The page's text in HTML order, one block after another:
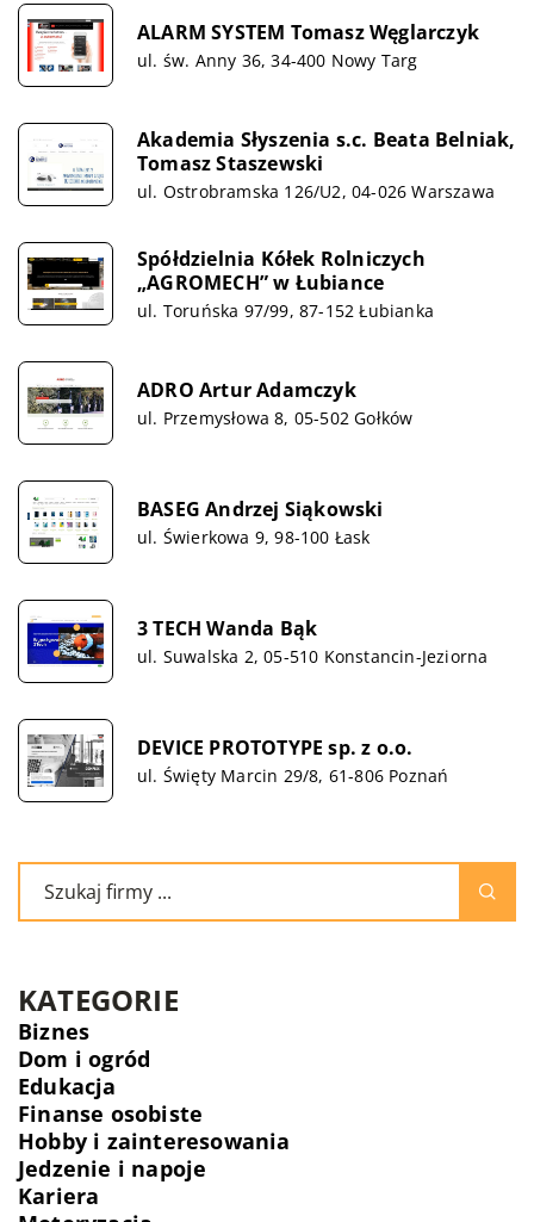
ALARM SYSTEM Tomasz Węglarczyk
ul. św. Anny 36, 34-400 Nowy Targ
Akademia Słyszenia s.c. Beata Belniak,
Tomasz Staszewski
ul. Ostrobramska 126/U2, 04-026 Warszawa
Spółdzielnia Kółek Rolniczych
„AGROMECH” w Łubiance
ul. Toruńska 97/99, 87-152 Łubianka
ADRO Artur Adamczyk
ul. Przemysłowa 8, 05-502 Gołków
BASEG Andrzej Siąkowski
ul. Świerkowa 9, 98-100 Łask
3 TECH Wanda Bąk
ul. Suwalska 2, 05-510 Konstancin-Jeziorna
DEVICE PROTOTYPE sp. z o.o.
ul. Święty Marcin 29/8, 61-806 Poznań
KATEGORIE
Biznes
Dom i ogród
Edukacja
Finanse osobiste
Hobby i zainteresowania
Jedzenie i napoje
Kariera